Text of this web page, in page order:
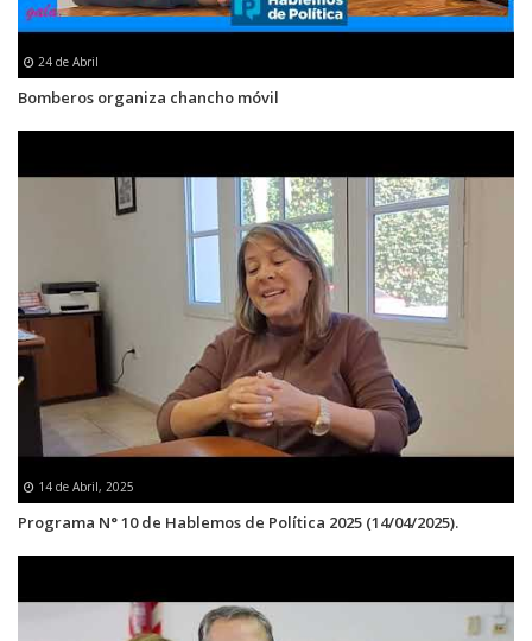
24 de Abril
Bomberos organiza chancho móvil
14 de Abril, 2025
Programa N° 10 de Hablemos de Política 2025 (14/04/2025).